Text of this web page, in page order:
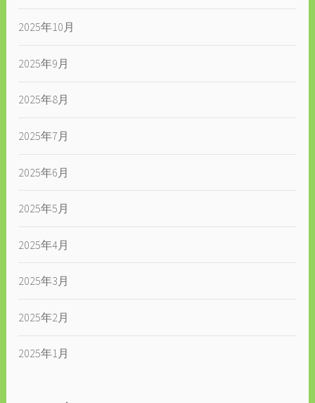
2025年10月
2025年9月
2025年8月
2025年7月
2025年6月
2025年5月
2025年4月
2025年3月
2025年2月
2025年1月